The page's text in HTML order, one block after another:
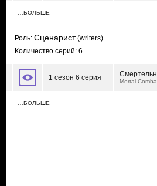
…БОЛЬШЕ
Роль: Сценарист(writers)
Количество серий: 6
1 сезон 6 серия Mortal
…БОЛЬШЕ